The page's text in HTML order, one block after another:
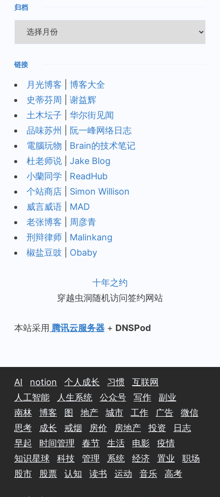
归档
档
链接
月光博客
博客大全
史蒂芬周
谢益辉
土木坛子
华尔街见闻
品味苏州
阮一峰网络日志
電腦玩物
Brain的技术笔记
杜老师说
Jake Blog
小蘭同学
ReadHub
个站商店
Simon Willison
威言威语
MAD
老张博客
周彦青
刑辩律师
Malinkang
椒盐豆豉
Obaby
十年之约
穿越虫洞随机访问签约网站
本站采用 腾讯云服务器 + DNSPod
AI notion 个人成长 习惯
互联网
人工智能
人生系统 公众号 写作
副业
南林
博客 图 地产 城市 工作 广告
微信
思考
成长 戒烟 房价 房地产 投资
日志
早起
时间管理 春节 生活 电影
疫情
知识星球
科技 管理 系统 经济 置业
职场
股市
股票 认知 读书 运动 音乐 高考